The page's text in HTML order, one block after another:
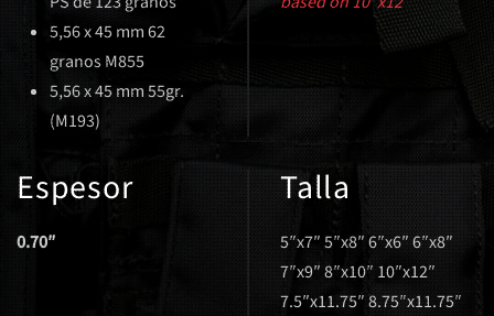
5,56 x 45 mm 62
granos M855
5,56 x 45 mm 55gr.
(M193)
Espesor
0.70″
Talla
5″x7″ 5″x8″ 6″x6″ 6″x8″
7″x9″ 8″x10″ 10″x12″
7.5″x11.75″ 8.75″x11.75″